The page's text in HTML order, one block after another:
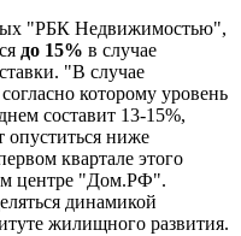
"РБК Недвижимостью",
до 15% в случае
"В случае
которому уровень
составит 13-15%,
опуститься ниже
квартале этого
центре "Дом.РФ".
динамикой
жилищного развития.